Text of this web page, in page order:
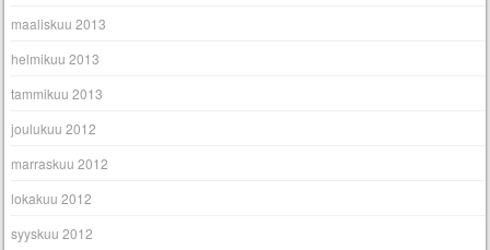
maaliskuu 2013
helmikuu 2013
tammikuu 2013
joulukuu 2012
marraskuu 2012
lokakuu 2012
syyskuu 2012